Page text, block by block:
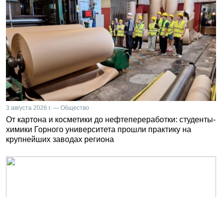
3 августа 2026 г. — Общество
От картона и косметики до нефтепереработки: студенты-
химики Горного университета прошли практику на
крупнейших заводах региона